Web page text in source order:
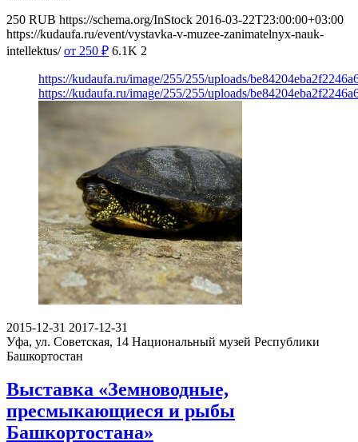
250 RUB https://schema.org/InStock 2016-03-22T23:00:00+03:00
https://kudaufa.ru/event/vystavka-v-muzee-zanimatelnyx-nauk-
intellektus/ от 250 ₽ 6.1K 2
https://kudaufa.ru/image/255/255/uploads/
https://kudaufa.ru/image/255/255/uploads/
2015-12-31 2017-12-31
Уфа, ул. Советская, 14 Национальный музей Республики
Башкортостан
Выставка «Земноводные,
пресмыкающиеся и рыбы
Башкортостана»